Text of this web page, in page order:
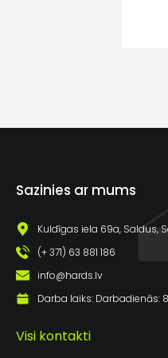
Sazinies ar mums
Kuldīgas iela 69a, Saldus,
(+ 371) 63 881 186
info@hards.lv
Darba laiks: Darbadienās:
Visi kontakti